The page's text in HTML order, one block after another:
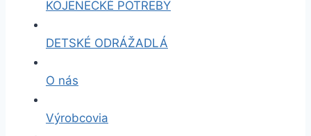
KOJENECKÉ POTREBY
DETSKÉ ODRÁŽADLÁ
O nás
Výrobcovia